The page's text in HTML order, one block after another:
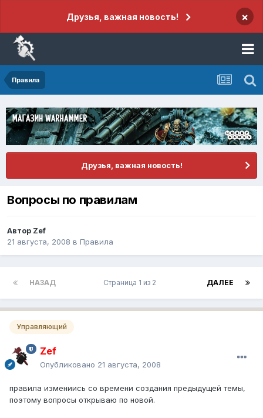
Друзья, важная новость! ×
Правила
Друзья, важная новость!
Вопросы по правилам
Автор Zef
21 августа, 2008 в Правила
НАЗАД ДАЛЕЕ
Страница 1 из 2
Управляющий
Zef
Опубликовано 21 августа, 2008
правила измениись со времени создания предыдущей темы,
поэтому вопросы открываю по новой.